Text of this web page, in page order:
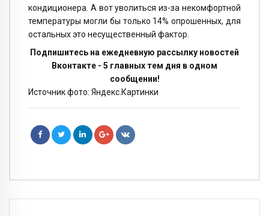
кондиционера. А вот уволиться из-за некомфортной
температуры могли бы только 14% опрошенных, для
остальных это несущественный фактор.
Подпишитесь на ежедневную рассылку новостей
Вконтакте - 5 главных тем дня в одном
сообщении!
Источник фото: Яндекс.Картинки